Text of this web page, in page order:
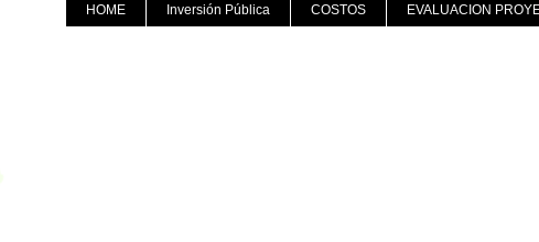
HOME Inversión Pública COSTOS EVALUACION